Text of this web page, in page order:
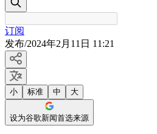
订阅
发布/2024年2月11日 11:21
小 标准 中 大
设为谷歌新闻首选来源